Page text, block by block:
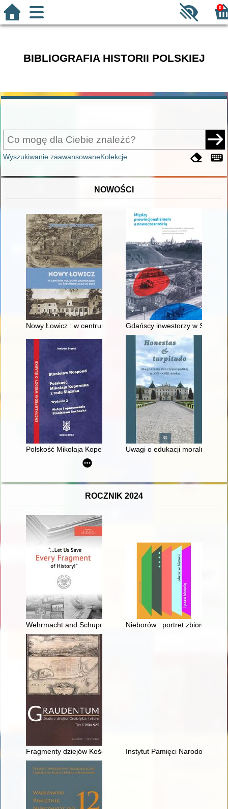
0
BIBLIOGRAFIA HISTORII POLSKIEJ
Wyszukiwanie zaawansowaneKolekcje
NOWOŚCI
Nowy Łowicz : w centrum poligonu drawskiego od
Gdańscy inwestorzy w
Polskość Mikołaja Kopernika z rodu ŚlązakaUwagi o edukacji moralnej
ROCZNIK 2024
Wehrmacht and Schupo units in Warsaw recorded in
Nieborów : portret zbiorowy
Fragmenty dziejów Kościoła ewangelicko-augsburskiego
Instytut Pamięci Narodowej -